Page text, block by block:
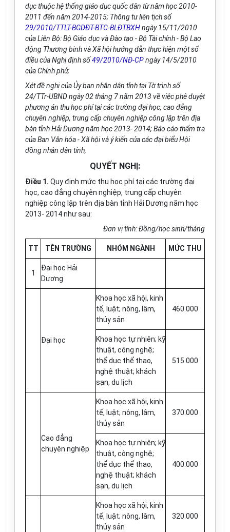
dục thuộc hệ thống giáo dục quốc dân từ năm học 2010-
2011 đến năm 2014-2015; Thông tư liên tịch số
29/2010/TTLT-BGDĐT-BTC-BLĐTBXHngày 15/11/2010
của Liên Bộ: Bộ Giáo dục và Đào tạo - Bộ Tài chính - Bộ Lao
động Thương binh và Xã hội hướng dẫn thực hiện một số
điều của Nghị định số49/2010/NĐ-CPngày 14/5/2010
của Chính phủ;
Xét đề nghị của Ủy ban nhân dân tỉnh tại Tờ trình số
24/TTr-UBND ngày 02 tháng 7 năm 2013 về việc phê duyệt
phương án thu học phí tại các trường đại học, cao đẳng
chuyên nghiệp, trung cấp chuyên nghiệp công lập trên địa
bàn tỉnh Hải Dương năm học 2013- 2014; Báo cáo thẩm tra
của Ban Văn hóa - Xã hội và ý kiến của các đại biểu Hội
đồng nhân dân tỉnh,
QUYẾT NGHỊ:
Điều 1. Quy định mức thu học phí tại các trường đại
học, cao đẳng chuyên nghiệp, trung cấp chuyên
nghiệp công lập trên địa bàn tỉnh Hải Dương năm học
2013- 2014 như sau:
Đơn vị tính: Đồng/học sinh/tháng
TT TÊN TRƯỜNG NHÓM NGÀNH MỨC THU
1
Đại học Hải
Dương
Đại học
Khoa học xã hội, kinh
tế, luật; nông, lâm,
thủy sản
460.000
Khoa học tự nhiên; kỹ
thuật, công nghệ;
thể dục thể thao,
nghệ thuật; khách
sạn, du lịch
515.000
Cao đẳng
chuyên nghiệp
Khoa học xã hội, kinh
tế, luật; nông, lâm,
thủy sản
370.000
Khoa học tự nhiên; kỹ
thuật, công nghệ;
thể dục thể thao,
nghệ thuật; khách
sạn, du lịch
400.000
Khoa học xã hội, kinh
tế, luật; nông, lâm,
thủy sản
320.000